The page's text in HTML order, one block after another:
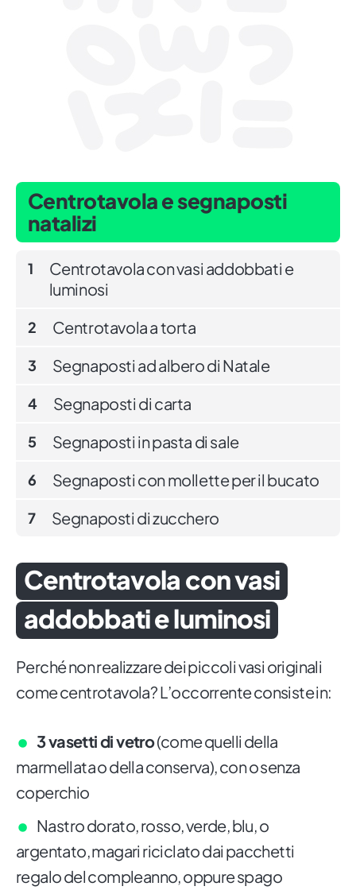
Centrotavola e segnaposti
natalizi
1
Centrotavola con vasi addobbati e
luminosi
2 Centrotavola a torta
3 Segnaposti ad albero di Natale
4 Segnaposti di carta
5 Segnaposti in pasta di sale
6 Segnaposti con mollette per il bucato
7 Segnaposti di zucchero
Centrotavola con vasi
addobbati e luminosi
Perché non realizzare dei piccoli vasi originali
come centrotavola? L’occorrente consiste in:
3 vasetti di vetro(come quelli della
marmellata o della conserva), con o senza
coperchio
Nastro dorato, rosso, verde, blu, o
argentato, magari riciclato dai pacchetti
regalo del compleanno, oppure spago